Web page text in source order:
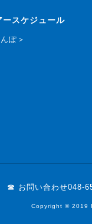
ースケジュール
ぽ＞
☎ お問い合わせ048-
Copyright © 2019